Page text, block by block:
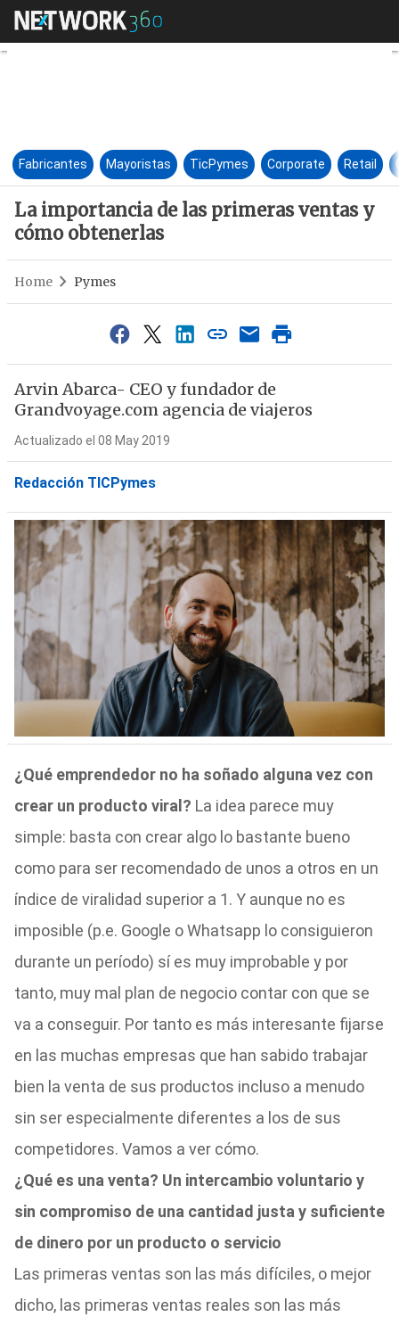
La importancia de las
Fabricantes Mayoristas TicPymes Corporate Retail
La importancia de las primeras ventas y
cómo obtenerlas
Home Pymes
Arvin Abarca- CEO y fundador de
Grandvoyage.com agencia de viajeros
Actualizado el 08 May 2019
Redacción TICPymes
¿Qué emprendedor no ha soñado alguna vez con
crear un producto viral? La idea parece muy
simple: basta con crear algo lo bastante bueno
como para ser recomendado de unos a otros en un
índice de viralidad superior a 1. Y aunque no es
imposible (p.e. Google o Whatsapp lo consiguieron
durante un período) sí es muy improbable y por
tanto, muy mal plan de negocio contar con que se
va a conseguir. Por tanto es más interesante fijarse
en las muchas empresas que han sabido trabajar
bien la venta de sus productos incluso a menudo
sin ser especialmente diferentes a los de sus
competidores. Vamos a ver cómo.
¿Qué es una venta? Un intercambio voluntario y
sin compromiso de una cantidad justa y suficiente
de dinero por un producto o servicio
Las primeras ventas son las más difíciles, o mejor
dicho, las primeras ventas reales son las más